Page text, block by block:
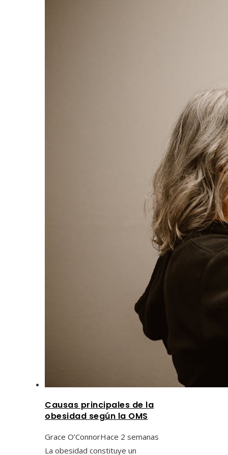
Causas principales de la
obesidad según la OMS
Grace O’ConnorHace 2 semanas
La obesidad constituye un